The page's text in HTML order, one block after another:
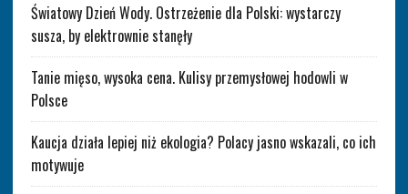
Światowy Dzień Wody. Ostrzeżenie dla Polski: wystarczy
susza, by elektrownie stanęły
Tanie mięso, wysoka cena. Kulisy przemysłowej hodowli w
Polsce
Kaucja działa lepiej niż ekologia? Polacy jasno wskazali, co ich
motywuje